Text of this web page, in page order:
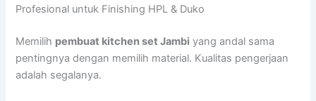
Profesional untuk Finishing HPL & Duko
Memilih pembuat kitchen set Jambi yang andal sama
pentingnya dengan memilih material. Kualitas pengerjaan
adalah segalanya.